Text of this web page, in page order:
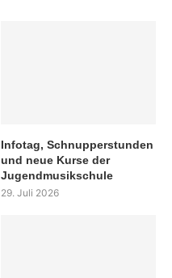
Infotag, Schnupperstunden
und neue Kurse der
Jugendmusikschule
29. Juli 2026